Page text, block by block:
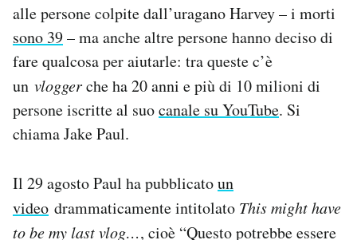
Area Personale
Newsletter
Notifiche mobile
Regala il Post
Hai bisogno di aiuto?
Esci
alle persone colpite dall’uragano Harvey – i morti
sono 39– ma anche altre persone hanno deciso di
fare qualcosa per aiutarle: tra queste c’è
un vloggerche ha 20 anni e più di 10 milioni di
persone iscritte al suocanale su YouTube. Si
chiama Jake Paul.
Il 29 agosto Paul ha pubblicatoun
video drammaticamente intitolato This might have
to be my last vlog…, cioè “Questo potrebbe essere